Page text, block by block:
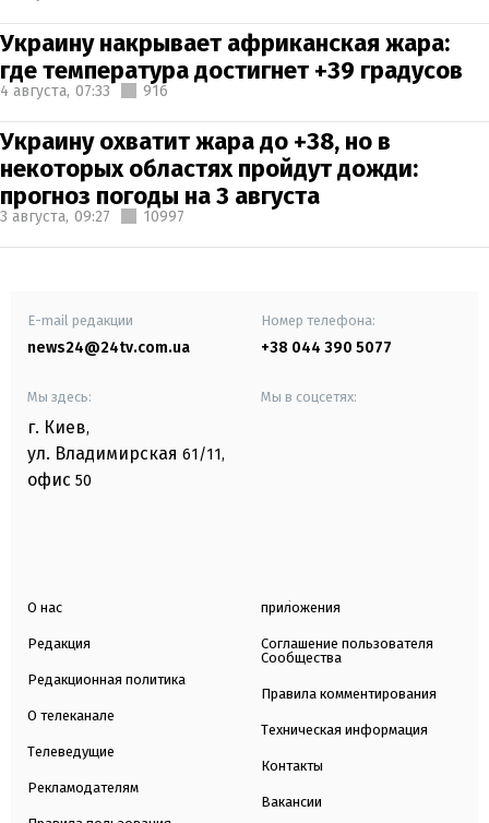
Украину накрывает африканская жара:
где температура достигнет +39 градусов
4 августа, 07:33 916
Украину охватит жара до +38, но в
некоторых областях пройдут дожди:
прогноз погоды на 3 августа
3 августа, 09:27 10997
E-mail редакции
news24@24tv.com.ua
Номер телефона:
+38 044 390 5077
Мы здесь:
г. Киев,
ул. Владимирская 61/11,
офис 50
Мы в соцсетях:
О нас
Редакция
Редакционная политика
О телеканале
Телеведущие
Рекламодателям
приложения
Соглашение пользователя
Сообщества
Правила комментирования
Техническая информация
Контакты
Вакансии